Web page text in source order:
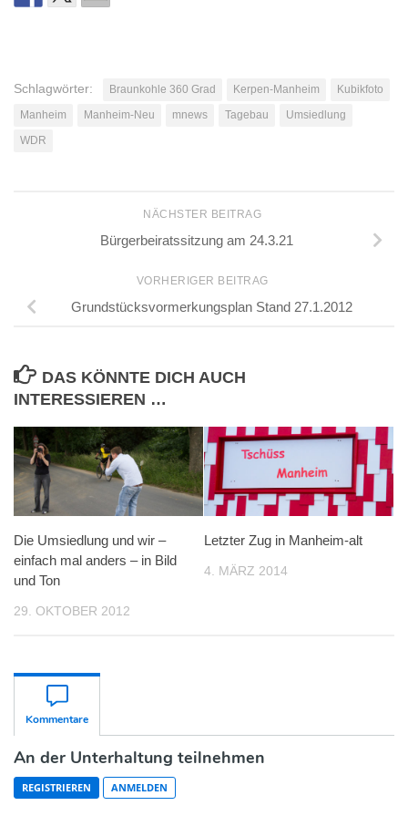
Schlagwörter: Braunkohle 360 Grad Kerpen-Manheim
Kubikfoto
Manheim
Manheim-Neu mnews Tagebau
Umsiedlung
WDR
NÄCHSTER BEITRAG
Bürgerbeiratssitzung am 24.3.21
VORHERIGER BEITRAG
Grundstücksvormerkungsplan Stand 27.1.2012
DAS KÖNNTE DICH AUCH
INTERESSIEREN …
Die Umsiedlung und wir –
einfach mal anders – in Bild
und Ton
29. OKTOBER 2012
Letzter Zug in Manheim-alt
4. MÄRZ 2014